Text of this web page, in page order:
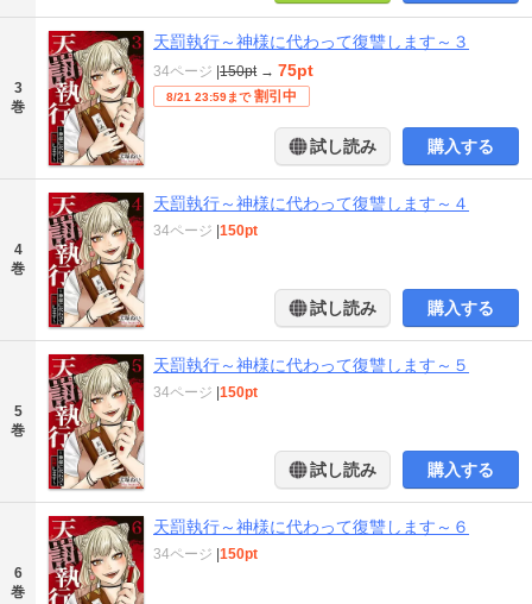
3
巻
天罰執行～神様に代わって復讐します～３
34ページ 150pt → 75pt
8/21 23:59まで 割引中
試し読み 購入する
4
巻
天罰執行～神様に代わって復讐します～４
34ページ 150pt
試し読み 購入する
5
巻
天罰執行～神様に代わって復讐します～５
34ページ 150pt
試し読み 購入する
6
巻
天罰執行～神様に代わって復讐します～６
34ページ 150pt